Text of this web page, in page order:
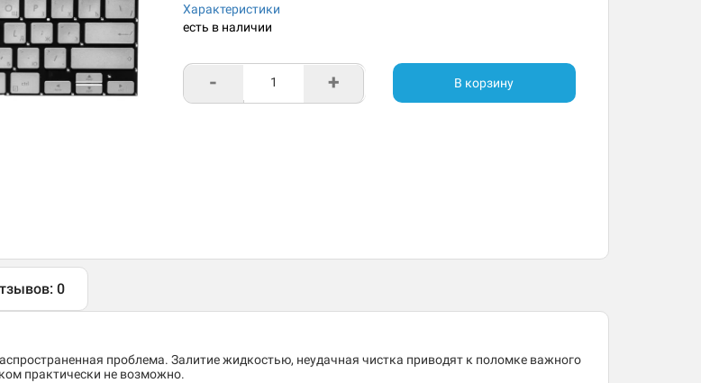
Характеристики
есть в наличии
- + В корзину
0
проблема. Залитие жидкостью, неудачная чистка приводят к поломке важного
практически не возможно.